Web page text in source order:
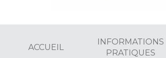
ACCUEIL
INFORMATIONS
PRATIQUES